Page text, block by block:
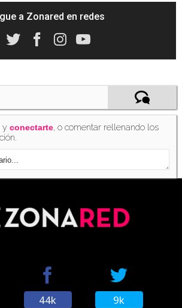
a Zonared en redes
yconectarte, o comentar rellenando los
44k 9k